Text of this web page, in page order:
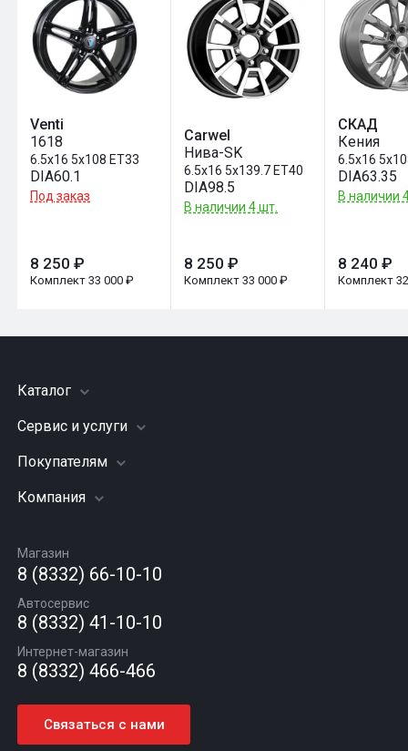
Venti
1618
6.5x16 5x108 ET33
DIA60.1
Под заказ
8 250 ₽
Комплект 33 000 ₽
Carwel
Нива-SK
6.5x16 5x139.7 ET40
DIA98.5
В наличии 4 шт.
8 250 ₽
Комплект 33 000 ₽
СКАД
Кения
6.5x16
DIA63.35
В наличии
8 240 ₽
Комплект
Каталог
Шины
Грузовые шины
Диски
Автомасла
Сервис и услуги
Заправка кондиционера
Подвеска (ходовая часть)
Шиномонтаж
Покупателям
Акции
Гарантии и возврат
Компания
Вакансии
Новости
Статьи
Контакты
Магазин
8 (8332) 66-10-10
Автосервис
8 (8332) 41-10-10
Интернет-магазин
8 (8332) 466-466
Связаться с нами